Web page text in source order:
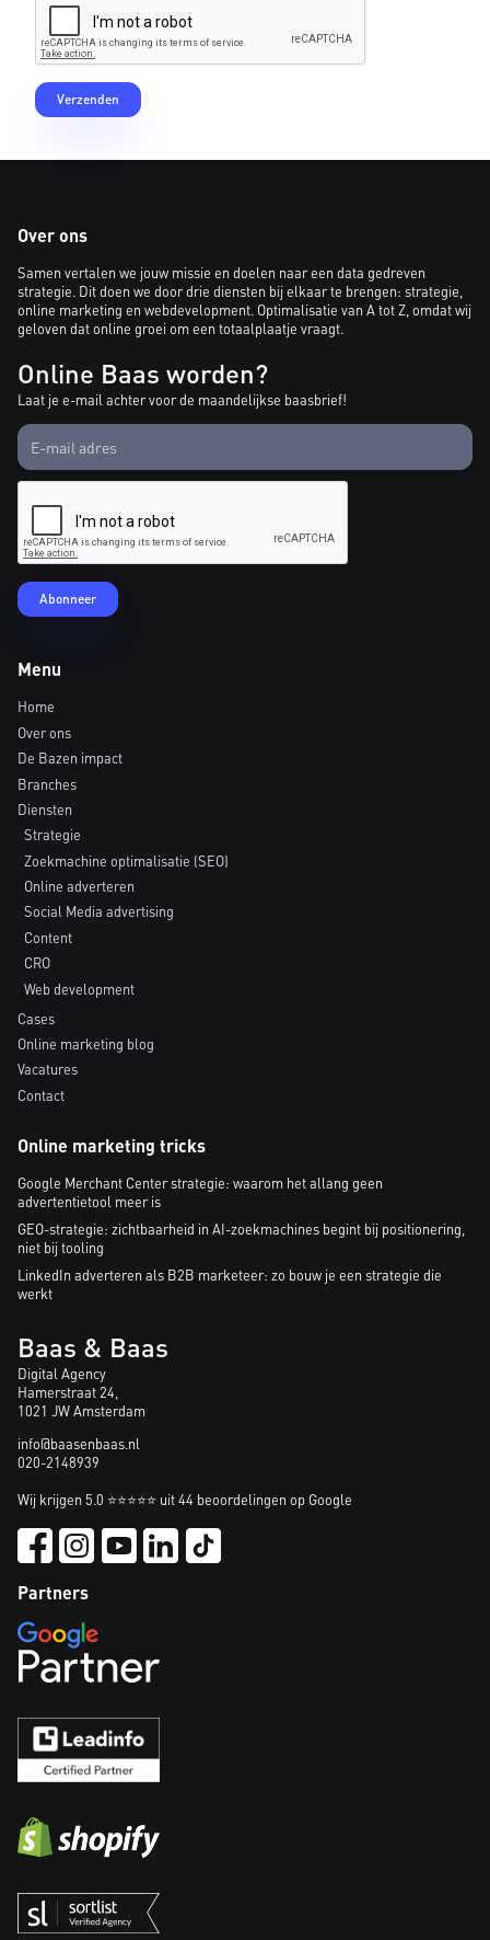
Over ons
Samen vertalen we jouw missie en doelen naar een data gedreven
strategie. Dit doen we door drie diensten bij elkaar te brengen: strategie,
online marketing en webdevelopment. Optimalisatie van A tot Z, omdat wij
geloven dat online groei om een totaalplaatje vraagt.
Online Baas worden?
Laat je e-mail achter voor de maandelijkse baasbrief!
Menu
Home
Over ons
De Bazen impact
Branches
Diensten
Strategie
Zoekmachine optimalisatie (SEO)
Online adverteren
Social Media advertising
Content
CRO
Web development
Cases
Online marketing blog
Vacatures
Contact
Online marketing tricks
Google Merchant Center strategie: waarom het allang geen
advertentietool meer is
GEO-strategie: zichtbaarheid in AI-zoekmachines begint bij positionering,
niet bij tooling
LinkedIn adverteren als B2B marketeer: zo bouw je een strategie die
werkt
Baas & Baas
Digital Agency
Hamerstraat 24,
1021 JW Amsterdam
info@baasenbaas.nl
020-2148939
Wij krijgen 5.0 ⭐⭐⭐⭐⭐ uit 44 beoordelingen op Google
Partners